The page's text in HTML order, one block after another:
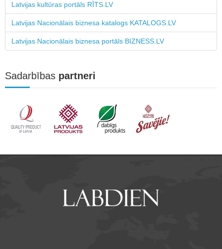
Latvijas kultūras portāls RĪTS.LV
Latvijas Nacionālais biznesa katalogs KATALOGS.LV
Latvijas Nacionālais biznesa portāls BIZNESS.LV
Sadarbības partneri